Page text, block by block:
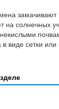
замачивают
солнечных
виде сетки или